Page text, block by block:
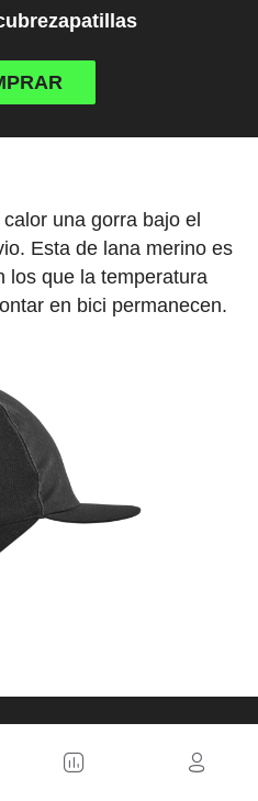
una gorra bajo el
Esta de lana merino es
los que la temperatura
en bici permanecen.